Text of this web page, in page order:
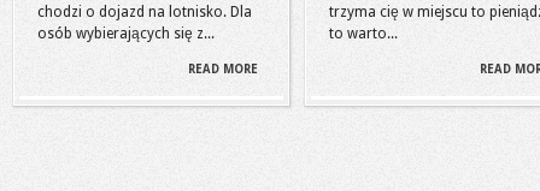
chodzi o dojazd na lotnisko. Dla
osób wybierających się z...
READ MORE
trzyma cię w miejscu to
to warto...
READ